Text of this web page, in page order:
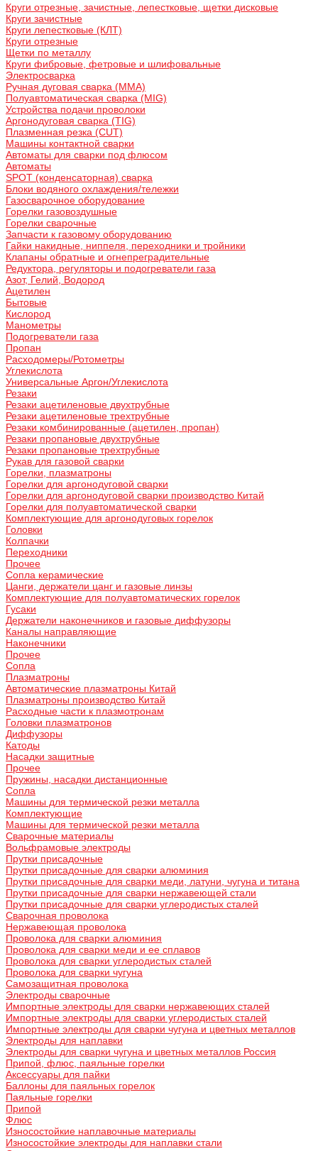
Круги отрезные, зачистные, лепестковые, щетки дисковые
Круги зачистные
Круги лепестковые (КЛТ)
Круги отрезные
Щетки по металлу
Круги фибровые, фетровые и шлифовальные
Электросварка
Ручная дуговая сварка (MMA)
Полуавтоматическая сварка (MIG)
Устройства подачи проволоки
Аргонодуговая сварка (TIG)
Плазменная резка (CUT)
Машины контактной сварки
Автоматы для сварки под флюсом
Автоматы
SPOT (конденсаторная) сварка
Блоки водяного охлаждения/тележки
Газосварочное оборудование
Горелки газовоздушные
Горелки сварочные
Запчасти к газовому оборудованию
Гайки накидные, ниппеля, переходники и тройники
Клапаны обратные и огнепреградительные
Редуктора, регуляторы и подогреватели газа
Азот, Гелий, Водород
Ацетилен
Бытовые
Кислород
Манометры
Подогреватели газа
Пропан
Расходомеры/Ротометры
Углекислота
Универсальные Аргон/Углекислота
Резаки
Резаки ацетиленовые двухтрубные
Резаки ацетиленовые трехтрубные
Резаки комбинированные (ацетилен, пропан)
Резаки пропановые двухтрубные
Резаки пропановые трехтрубные
Рукав для газовой сварки
Горелки, плазматроны
Горелки для аргонодуговой сварки
Горелки для аргонодуговой сварки производство Китай
Горелки для полуавтоматической сварки
Комплектующие для аргонодуговых горелок
Головки
Колпачки
Переходники
Прочее
Сопла керамические
Цанги, держатели цанг и газовые линзы
Комплектующие для полуавтоматических горелок
Гусаки
Держатели наконечников и газовые диффузоры
Каналы направляющие
Наконечники
Прочее
Сопла
Плазматроны
Автоматические плазматроны Китай
Плазматроны производство Китай
Расходные части к плазмотронам
Головки плазматронов
Диффузоры
Катоды
Насадки защитные
Прочее
Пружины, насадки дистанционные
Сопла
Машины для термической резки металла
Комплектующие
Машины для термической резки металла
Сварочные материалы
Вольфрамовые электроды
Прутки присадочные
Прутки присадочные для сварки алюминия
Прутки присадочные для сварки меди, латуни, чугуна и титана
Прутки присадочные для сварки нержавеющей стали
Прутки присадочные для сварки углеродистых сталей
Сварочная проволока
Нержавеющая проволока
Проволока для сварки алюминия
Проволока для сварки меди и ее сплавов
Проволока для сварки углеродистых сталей
Проволока для сварки чугуна
Самозащитная проволока
Электроды сварочные
Импортные электроды для сварки нержавеющих сталей
Импортные электроды для сварки углеродистых сталей
Импортные электроды для сварки чугуна и цветных металлов
Электроды для наплавки
Электроды для сварки чугуна и цветных металлов Россия
Припой, флюс, паяльные горелки
Аксессуары для пайки
Баллоны для паяльных горелок
Паяльные горелки
Припой
Флюс
Износостойкие наплавочные материалы
Износостойкие электроды для наплавки стали